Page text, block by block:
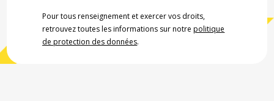
Pour tous renseignement et exercer vos droits,
retrouvez toutes les informations sur notrepolitique
de protection des données.